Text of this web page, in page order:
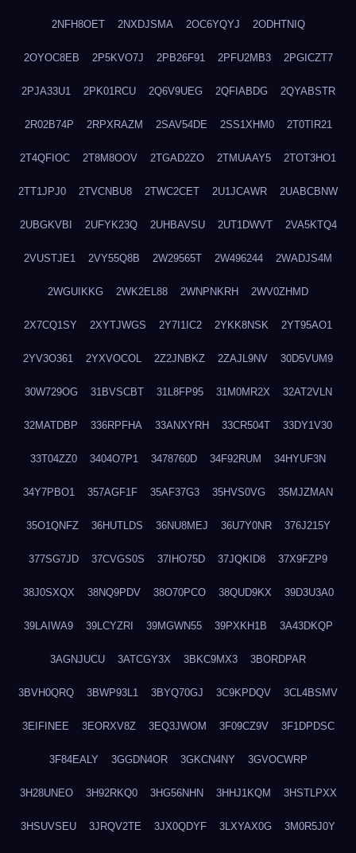
2NFH8OET 2NXDJSMA 2OC6YQYJ 2ODHTNIQ
2OYOC8EB 2P5KVO7J 2PB26F91 2PFU2MB3 2PGICZT7
2PJA33U1 2PK01RCU 2Q6V9UEG 2QFIABDG 2QYABSTR
2R02B74P 2RPXRAZM 2SAV54DE 2SS1XHM0 2T0TIR21
2T4QFIOC 2T8M8OOV 2TGAD2ZO 2TMUAAY5 2TOT3HO1
2TT1JPJ0 2TVCNBU8 2TWC2CET 2U1JCAWR 2UABCBNW
2UBGKVBI 2UFYK23Q 2UHBAVSU 2UT1DWVT 2VA5KTQ4
2VUSTJE1 2VY55Q8B 2W29565T 2W496244 2WADJS4M
2WGUIKKG 2WK2EL88 2WNPNKRH 2WV0ZHMD
2X7CQ1SY 2XYTJWGS 2Y7I1IC2 2YKK8NSK 2YT95AO1
2YV3O361 2YXVOCOL 2Z2JNBKZ 2ZAJL9NV 30D5VUM9
30W729OG 31BVSCBT 31L8FP95 31M0MR2X 32AT2VLN
32MATDBP 336RPFHA 33ANXYRH 33CR504T 33DY1V30
33T04ZZ0 3404O7P1 3478760D 34F92RUM 34HYUF3N
34Y7PBO1 357AGF1F 35AF37G3 35HVS0VG 35MJZMAN
35O1QNFZ 36HUTLDS 36NU8MEJ 36U7Y0NR 376J215Y
377SG7JD 37CVGS0S 37IHO75D 37JQKID8 37X9FZP9
38J0SXQX 38NQ9PDV 38O70PCO 38QUD9KX 39D3U3A0
39LAIWA9 39LCYZRI 39MGWN55 39PXKH1B 3A43DKQP
3AGNJUCU 3ATCGY3X 3BKC9MX3 3BORDPAR
3BVH0QRQ 3BWP93L1 3BYQ70GJ 3C9KPDQV 3CL4BSMV
3EIFINEE 3EORXV8Z 3EQ3JWOM 3F09CZ9V 3F1DPDSC
3F84EALY 3GGDN4OR 3GKCN4NY 3GVOCWRP
3H28UNEO 3H92RKQ0 3HG56NHN 3HHJ1KQM 3HSTLPXX
3HSUVSEU 3JRQV2TE 3JX0QDYF 3LXYAX0G 3M0R5J0Y